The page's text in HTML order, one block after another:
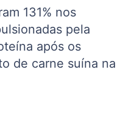
131% nos
pela
após os
de carne suína na